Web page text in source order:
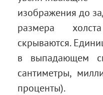
изображения до
размера
скрываются.
в выпадающем
сантиметры,
проценты).